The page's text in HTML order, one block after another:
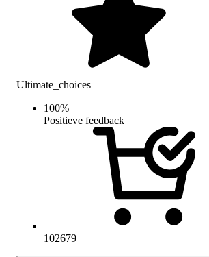
Ultimate_choices
100%
Positieve feedback
102679